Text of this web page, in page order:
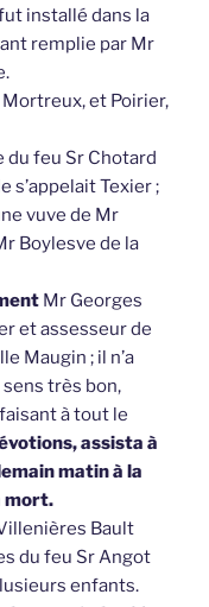
installé dans la
remplie par Mr
et Poirier,
du feu Sr Chotard
s’appelait Texier ;
vuve de Mr
Boylesve de la
Mr Georges
et assesseur de
Maugin ; il n’a
sens très bon,
à tout le
assista à
matin à la
mort.
Bault
du feu Sr Angot
enfants.